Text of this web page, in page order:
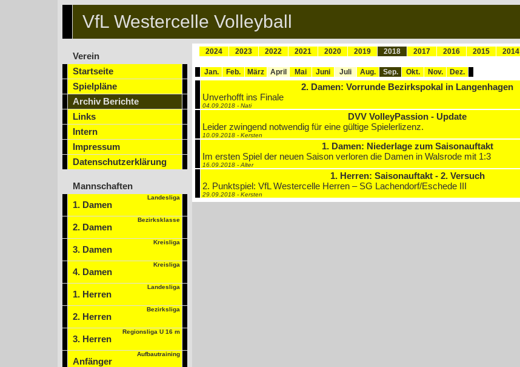
VfL Westercelle Volleyball
Verein
Startseite
Spielpläne
Archiv Berichte
Links
Intern
Impressum
Datenschutzerklärung
Mannschaften
Landesliga
1. Damen
Bezirksklasse
2. Damen
Kreisliga
3. Damen
Kreisliga
4. Damen
Landesliga
1. Herren
Bezirksliga
2. Herren
Regionsliga U 16 m
3. Herren
Aufbautraining
Anfänger
2014
2015
2016
2017
2018
2019
2020
2021
2022
2023
2024
Jan.
Feb. März April Mai Juni Juli Aug. Sep. Okt. Nov. Dez.
2. Damen: Vorrunde Bezirkspokal in Langenhagen
Unverhofft ins Finale
04.09.2018 - Nati
DVV VolleyPassion - Update
Leider zwingend notwendig für eine gültige Spielerlizenz.
10.09.2018 - Kersten
1. Damen: Niederlage zum Saisonauftakt
Im ersten Spiel der neuen Saison verloren die Damen in Walsrode mit 1:3
16.09.2018 - Alter
1. Herren: Saisonauftakt - 2. Versuch
2. Punktspiel: VfL Westercelle Herren – SG Lachendorf/Eschede III
29.09.2018 - Kersten